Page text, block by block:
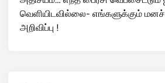
வெளியிடவில்லை- எங்களுக்கும்
அறிவிப்பு !